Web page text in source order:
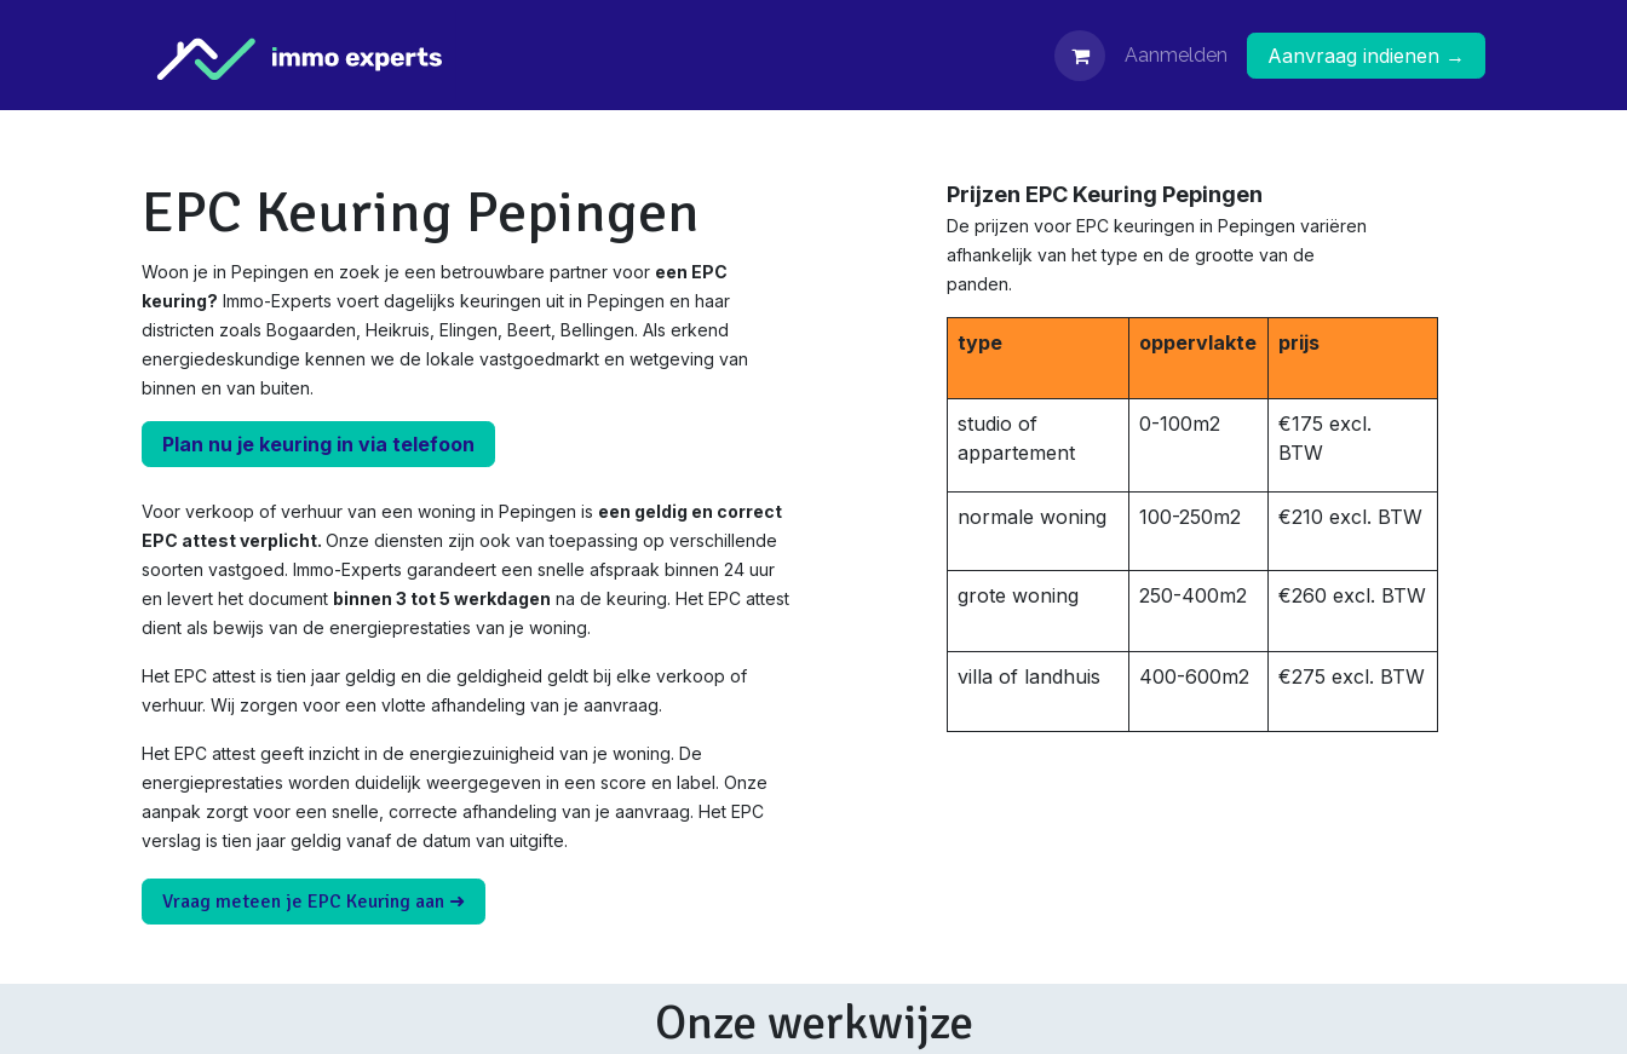
Contact Aanmelden Aanvraag indienen →
EPC Keuring Pepingen
Woon je in Pepingen en zoek je een betrouwbare partner voor een EPC
keuring? Immo-Experts voert dagelijks keuringen uit in Pepingen en haar
districten zoals Bogaarden, Heikruis, Elingen, Beert, Bellingen. Als erkend
energiedeskundige kennen we de lokale vastgoedmarkt en wetgeving van
binnen en van buiten.
Plan nu je keuring in via telefoon
Voor verkoop of verhuur van een woning in Pepingen is een geldig en correct
EPC attest verplicht. Onze diensten zijn ook van toepassing op verschillende
soorten vastgoed. Immo-Experts garandeert een snelle afspraak binnen 24 uur
en levert het document binnen 3 tot 5 werkdagen na de keuring. Het EPC attest
dient als bewijs van de energieprestaties van je woning.
Het EPC attest is tien jaar geldig en die geldigheid geldt bij elke verkoop of
verhuur. Wij zorgen voor een vlotte afhandeling van je aanvraag.
Het EPC attest geeft inzicht in de energiezuinigheid van je woning. De
energieprestaties worden duidelijk weergegeven in een score en label. Onze
aanpak zorgt voor een snelle, correcte afhandeling van je aanvraag. Het EPC
verslag is tien jaar geldig vanaf de datum van uitgifte.
Vraag meteen je EPC Keuring aan ➜
Prijzen EPC Keuring Pepingen
De prijzen voor EPC keuringen in Pepingen variëren
afhankelijk van het type en de grootte van de
panden.
type oppervlakte prijs
studio of
appartement
0-100m2
€175 excl.
BTW
normale woning 100-250m2 €210 excl. BTW
grote woning 250-400m2 €260 excl. BTW
villa of landhuis 400-600m2 €275 excl. BTW
Onze werkwijze